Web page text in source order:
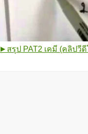
►สรุป PAT2 เคมี (คลิปวี